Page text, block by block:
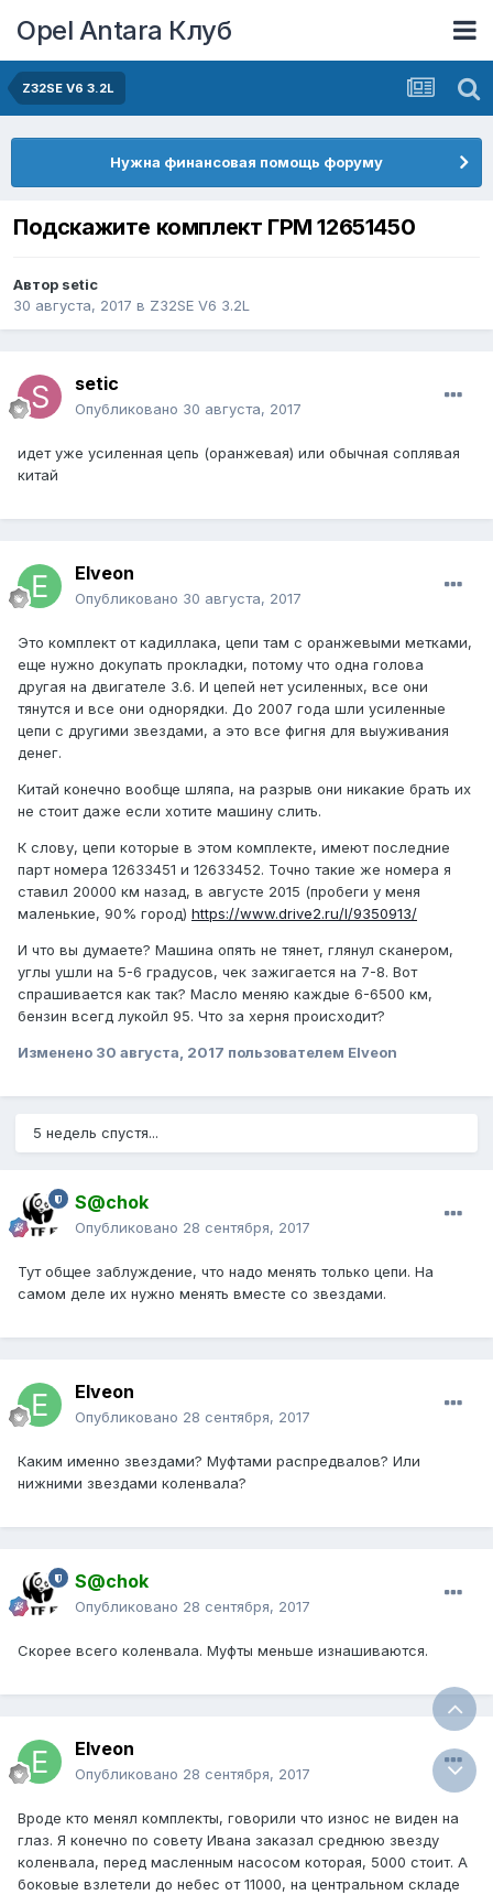
Opel Antara Клуб
Z32SE V6 3.2L
Нужна финансовая помощь форуму
Подскажите комплект ГРМ 12651450
Автор setic
30 августа, 2017 в Z32SE V6 3.2L
setic
Опубликовано 30 августа, 2017
идет уже усиленная цепь (оранжевая) или обычная соплявая
китай
Elveon
Опубликовано 30 августа, 2017
Это комплект от кадиллака, цепи там с оранжевыми метками,
еще нужно докупать прокладки, потому что одна голова
другая на двигателе 3.6. И цепей нет усиленных, все они
тянутся и все они однорядки. До 2007 года шли усиленные
цепи с другими звездами, а это все фигня для выуживания
денег.
Китай конечно вообще шляпа, на разрыв они никакие брать их
не стоит даже если хотите машину слить.
К слову, цепи которые в этом комплекте, имеют последние
парт номера 12633451 и 12633452. Точно такие же номера я
ставил 20000 км назад, в августе 2015 (пробеги у меня
маленькие, 90% город) https://www.drive2.ru/l/9350913/
И что вы думаете? Машина опять не тянет, глянул сканером,
углы ушли на 5-6 градусов, чек зажигается на 7-8. Вот
спрашивается как так? Масло меняю каждые 6-6500 км,
бензин всегд лукойл 95. Что за херня происходит?
Изменено 30 августа, 2017 пользователем Elveon
5 недель спустя...
S@chok
Опубликовано 28 сентября, 2017
Тут общее заблуждение, что надо менять только цепи. На
самом деле их нужно менять вместе со звездами.
Elveon
Опубликовано 28 сентября, 2017
Каким именно звездами? Муфтами распредвалов? Или
нижними звездами коленвала?
S@chok
Опубликовано 28 сентября, 2017
Скорее всего коленвала. Муфты меньше изнашиваются.
Elveon
Опубликовано 28 сентября, 2017
Вроде кто менял комплекты, говорили что износ не виден на
глаз. Я конечно по совету Ивана заказал среднюю звезду
коленвала, перед масленным насосом которая, 5000 стоит. А
боковые взлетели до небес от 11000, на центральном складе